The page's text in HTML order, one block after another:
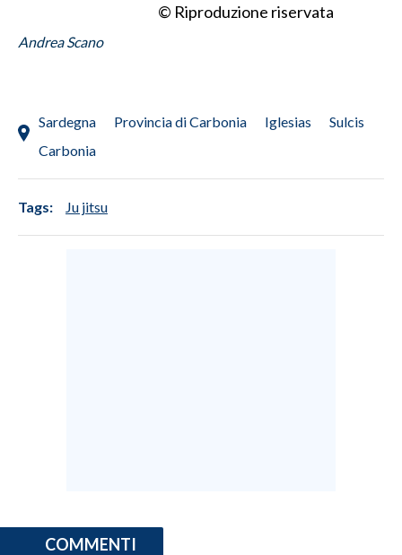
ABBONATI
© Riproduzione riservata
Andrea Scano
Sardegna Provincia di Carbonia Iglesias
Sulcis
Carbonia
Tags: Ju jitsu
COMMENTI